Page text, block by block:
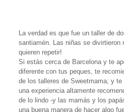
La verdad es que fue un taller de
santiamén. Las niñas se divirtieron
quieren repetir!
Si estás cerca de Barcelona y te
diferente con tus peques, te
de los talleres de Sweetmama; y
una experiencia altamente
de lo lindo -y las mamás y los
una buena manera de hacer algo